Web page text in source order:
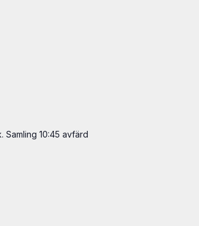
10:45 avfärd